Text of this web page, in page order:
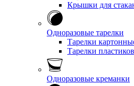
Крышки для
Одноразовые тарелки
Тарелки
Тарелки
Одноразовые креманки